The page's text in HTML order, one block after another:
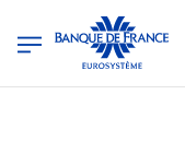
Banque de France -